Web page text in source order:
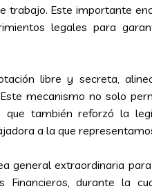
trabajo. Este importante
legales para
libre y secreta,
mecanismo no solo
que también reforzó la
a la que
general extraordinaria
Financieros, durante la